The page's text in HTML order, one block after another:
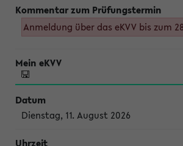
Anmeldung über das eKVV bis zum
Dienstag, 11. August 2026